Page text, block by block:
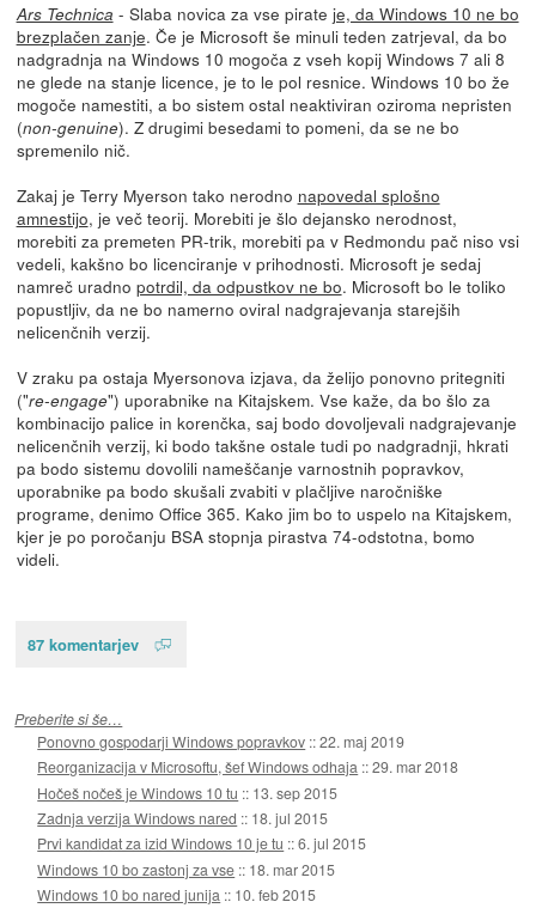
Ars Technica - Slaba novica za vse pirate je, da Windows 10 ne bo
brezplačen zanje. Če je Microsoft še minuli teden zatrjeval, da bo
nadgradnja na Windows 10 mogoča z vseh kopij Windows 7 ali 8
ne glede na stanje licence, je to le pol resnice. Windows 10 bo že
mogoče namestiti, a bo sistem ostal neaktiviran oziroma nepristen
(non-genuine). Z drugimi besedami to pomeni, da se ne bo
spremenilo nič.
Zakaj je Terry Myerson tako nerodno napovedal splošno
amnestijo, je več teorij. Morebiti je šlo dejansko nerodnost,
morebiti za premeten PR-trik, morebiti pa v Redmondu pač niso vsi
vedeli, kakšno bo licenciranje v prihodnosti. Microsoft je sedaj
namreč uradno potrdil, da odpustkov ne bo. Microsoft bo le toliko
popustljiv, da ne bo namerno oviral nadgrajevanja starejših
nelicenčnih verzij.
V zraku pa ostaja Myersonova izjava, da želijo ponovno pritegniti
("re-engage") uporabnike na Kitajskem. Vse kaže, da bo šlo za
kombinacijo palice in korenčka, saj bodo dovoljevali nadgrajevanje
nelicenčnih verzij, ki bodo takšne ostale tudi po nadgradnji, hkrati
pa bodo sistemu dovolili nameščanje varnostnih popravkov,
uporabnike pa bodo skušali zvabiti v plačljive naročniške
programe, denimo Office 365. Kako jim bo to uspelo na Kitajskem,
kjer je po poročanju BSA stopnja pirastva 74-odstotna, bomo
videli.
87 komentarjev
Preberite si še…
Ponovno gospodarji Windows popravkov ::22. maj 2019
Reorganizacija v Microsoftu, šef Windows odhaja ::29. mar 2018
Hočeš nočeš je Windows 10 tu :: 13. sep 2015
Zadnja verzija Windows nared :: 18. jul 2015
Prvi kandidat za izid Windows 10 je tu ::6. jul 2015
Windows 10 bo zastonj za vse :: 18. mar 2015
Windows 10 bo nared junija :: 10. feb 2015